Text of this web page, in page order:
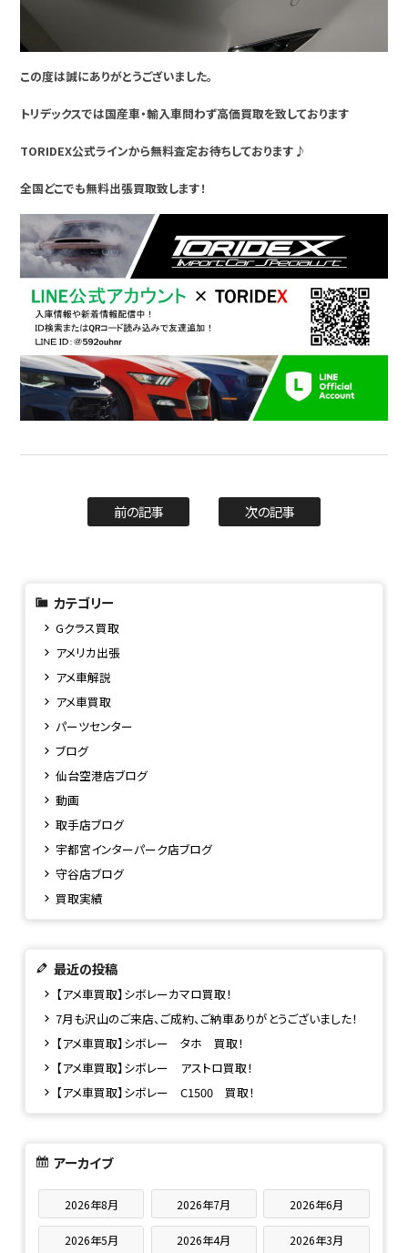
この度は誠にありがとうございました。
トリデックスでは国産車・輸入車問わず高価買取を致しております
TORIDEX公式ラインから無料査定お待ちしております♪
全国どこでも無料出張買取致します！
前の記事 次の記事
カテゴリー
Gクラス買取
アメリカ出張
アメ車解説
アメ車買取
パーツセンター
ブログ
仙台空港店ブログ
動画
取手店ブログ
宇都宮インターパーク店ブログ
守谷店ブログ
買取実績
最近の投稿
【アメ車買取】シボレーカマロ買取！
7月も沢山のご来店、ご成約、ご納車ありがとうございました！
【アメ車買取】シボレー タホ 買取！
【アメ車買取】シボレー アストロ買取！
【アメ車買取】シボレー C1500 買取！
アーカイブ
2026年8月 2026年7月 2026年6月
2026年5月 2026年4月 2026年3月